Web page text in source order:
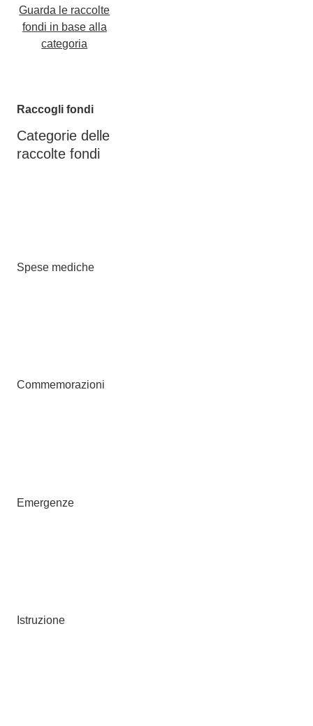
Guarda le raccolte
fondi in base alla
categoria
Raccogli fondi
Categorie delle
raccolte fondi
Spese mediche
Commemorazioni
Emergenze
Istruzione